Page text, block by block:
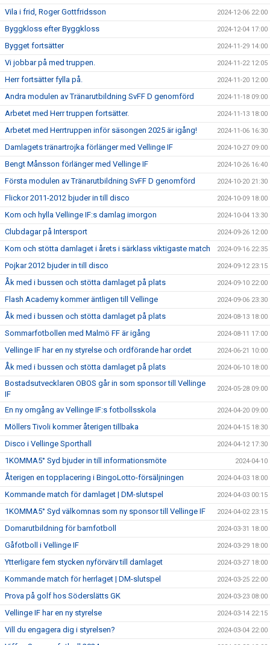
Vila i frid, Roger Gottfridsson 2024-12-06 22:00
Byggkloss efter Byggkloss 2024-12-04 17:00
Bygget fortsätter 2024-11-29 14:00
Vi jobbar på med truppen. 2024-11-22 12:05
Herr fortsätter fylla på. 2024-11-20 12:00
Andra modulen av Tränarutbildning SvFF D genomförd 2024-11-18 09:00
Arbetet med Herr truppen fortsätter. 2024-11-13 18:00
Arbetet med Herrtruppen inför säsongen 2025 är igång! 2024-11-06 16:30
Damlagets tränartrojka förlänger med Vellinge IF 2024-10-27 09:00
Bengt Månsson förlänger med Vellinge IF 2024-10-26 16:40
Första modulen av Tränarutbildning SvFF D genomförd 2024-10-20 21:30
Flickor 2011-2012 bjuder in till disco 2024-10-09 18:00
Kom och hylla Vellinge IF:s damlag imorgon 2024-10-04 13:30
Clubdagar på Intersport 2024-09-26 12:00
Kom och stötta damlaget i årets i särklass viktigaste match 2024-09-16 22:35
Pojkar 2012 bjuder in till disco 2024-09-12 23:15
Åk med i bussen och stötta damlaget på plats 2024-09-10 22:00
Flash Academy kommer äntligen till Vellinge 2024-09-06 23:30
Åk med i bussen och stötta damlaget på plats 2024-08-13 18:00
Sommarfotbollen med Malmö FF är igång 2024-08-11 17:00
Vellinge IF har en ny styrelse och ordförande har ordet 2024-06-21 10:00
Åk med i bussen och stötta damlaget på plats 2024-06-10 18:00
Bostadsutvecklaren OBOS går in som sponsor till Vellinge
IF
2024-05-28 09:00
En ny omgång av Vellinge IF:s fotbollsskola 2024-04-20 09:00
Möllers Tivoli kommer återigen tillbaka 2024-04-15 18:30
Disco i Vellinge Sporthall 2024-04-12 17:30
1KOMMA5° Syd bjuder in till informationsmöte 2024-04-10
Återigen en topplacering i BingoLotto-försäljningen 2024-04-03 18:00
Kommande match för damlaget | DM-slutspel 2024-04-03 00:15
1KOMMA5° Syd välkomnas som ny sponsor till Vellinge IF 2024-04-02 23:15
Domarutbildning för barnfotboll 2024-03-31 18:00
Gåfotboll i Vellinge IF 2024-03-29 18:00
Ytterligare fem stycken nyförvärv till damlaget 2024-03-27 18:00
Kommande match för herrlaget | DM-slutspel 2024-03-25 22:00
Prova på golf hos Söderslätts GK 2024-03-23 08:00
Vellinge IF har en ny styrelse 2024-03-14 22:15
Vill du engagera dig i styrelsen? 2024-03-04 22:00